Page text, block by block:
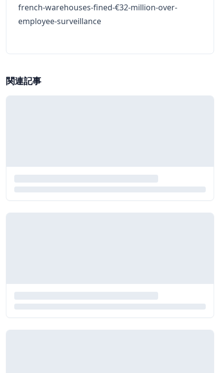
french-warehouses-fined-€32-million-over-
employee-surveillance
関連記事